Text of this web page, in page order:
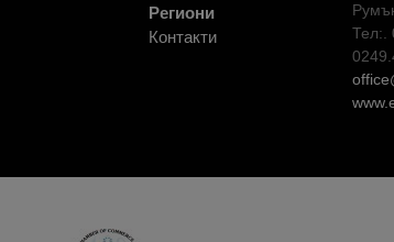
Региони
Контакти
Тел:.